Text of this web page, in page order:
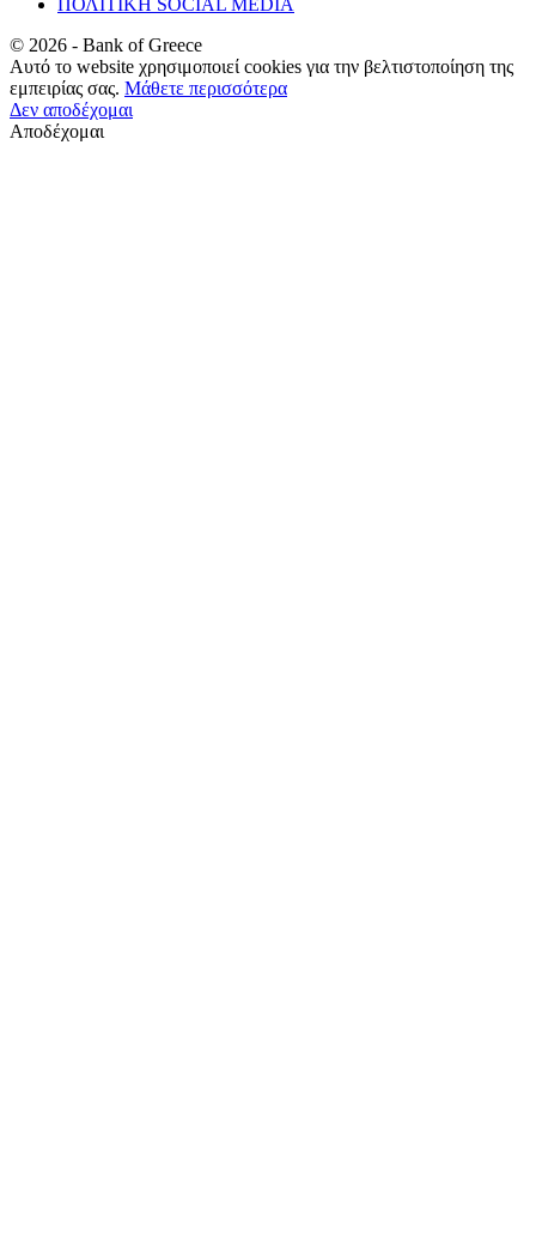
© 2026 - Bank of Greece
Αυτό το website χρησιμοποιεί cookies για την βελτιστοποίηση της
εμπειρίας σας. Μάθετε περισσότερα
Δεν αποδέχομαι
Αποδέχομαι